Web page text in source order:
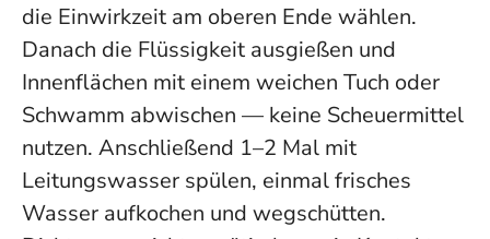
die Einwirkzeit am oberen Ende wählen.
Danach die Flüssigkeit ausgießen und
Innenflächen mit einem weichen Tuch oder
Schwamm abwischen — keine Scheuermittel
nutzen. Anschließend 1–2 Mal mit
Leitungswasser spülen, einmal frisches
Wasser aufkochen und wegschütten.